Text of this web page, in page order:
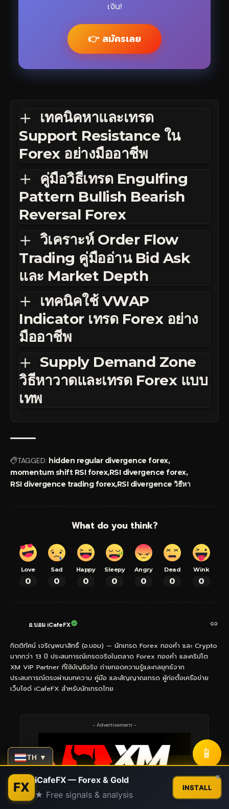
เงิน!
👉 สมัครเลย
เทคนิคหาและเทรด
Support Resistance ใน
Forex อย่างมืออาชีพ
คู่มือวิธีเทรด Engulfing
Pattern Bullish Bearish
Reversal Forex
วิเคราะห์ Order Flow
Trading คู่มืออ่าน Bid Ask
และ Market Depth
เทคนิคใช้ VWAP
Indicator เทรด Forex อย่าง
มืออาชีพ
Supply Demand Zone
วิธีหาวาดและเทรด Forex แบบ
เทพ
TAGGED: hidden regular divergence forex
momentum shift RSI forexRSI divergence forex
RSI divergence trading forexRSI divergence วิธีหา
What do you think?
Love
0
Sad
0
Happy
0
Sleepy
0
Angry
0
Dead
0
Wink
0
อ.บอม iCafeFX
กิตติทัศน์ เจริญพนาสิทธิ์ (อ.บอม) — นักเทรด Forex ทองคำ และ Crypto
มากกว่า 13 ปี ประสบการณ์เทรดจริงในตลาด Forex ทองคำ และคริปโต
XM VIP Partner ที่ใช้บัญชีจริง ถ่ายทอดความรู้และกลยุทธ์จาก
ประสบการณ์ตรงผ่านบทความ คู่มือ และสัญญาณเทรด ผู้ก่อตั้งเครือข่าย
เว็บไซต์ iCafeFX สำหรับนักเทรดไทย
- Advertisement -
TH ▼ 📱
FX iCafeFX — Forex & Gold
★ Free signals & analysis
INSTALL
×
Contact us
Open